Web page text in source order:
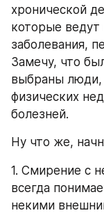
хронической
которые ведут
заболевания,
Замечу, что
выбраны
физических
болезней.
Ну что же,
1. Смирение с
всегда
некими